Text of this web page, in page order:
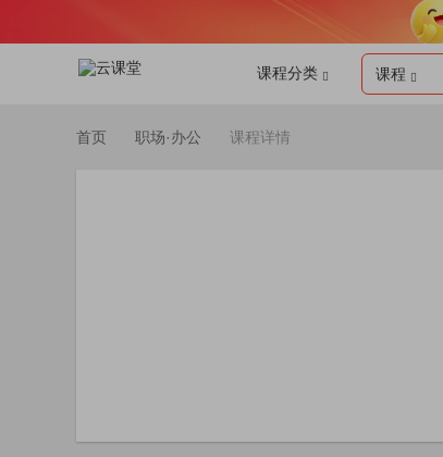
课程分类 课程
首页 职场·办公 课程详情